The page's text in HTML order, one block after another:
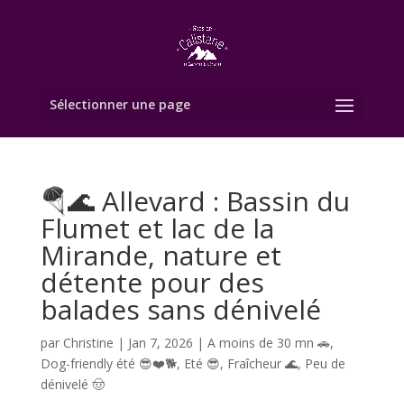
Sélectionner une page
🪂🌊 Allevard : Bassin du
Flumet et lac de la
Mirande, nature et
détente pour des
balades sans dénivelé
par Christine | Jan 7, 2026 | A moins de 30 mn 🚗,
Dog-friendly été 😎❤️🐕, Eté 😎, Fraîcheur 🌊, Peu de
dénivelé 🤠